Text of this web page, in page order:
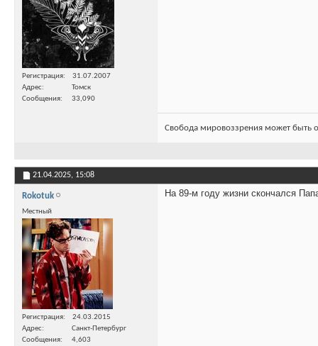
Регистрация
31.07.2007
Адрес
Томск
Сообщения
33,090
Свобода мировоззрения может быть
21.04.2025, 15:08
Rokotuk
Местный
Регистрация
24.03.2015
Адрес
Санкт-Петербург
Сообщения
4,603
На 89-м году жизни скончался